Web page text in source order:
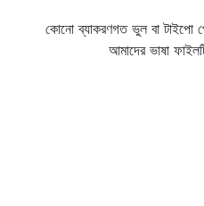
কোনো ব্যাকরণগত ভুল বা টাইপো
আমাদের ভাষা